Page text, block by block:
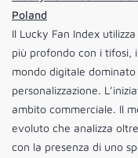
Poland
Il Lucky Fan Index
più profondo con i tifosi,
mondo digitale
personalizzazione.
ambito commerciale. Il
evoluto che analizza
con la presenza di uno